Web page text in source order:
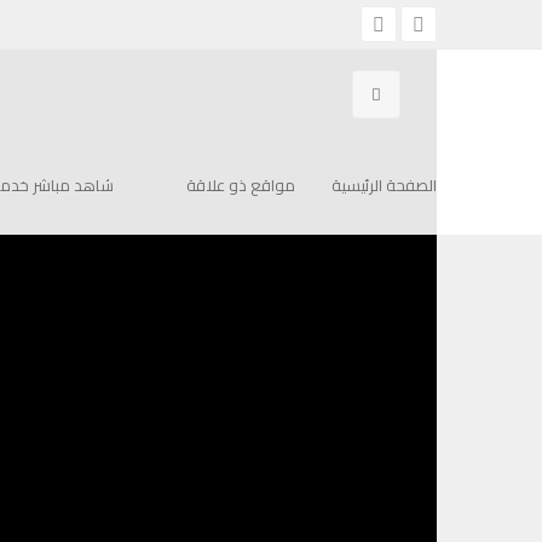
الصفحة الرئيسية مواقع ذو علاقة شاهد مباشر فبراير 13, 2022 1257 لا توجد تعليقات